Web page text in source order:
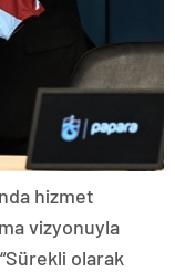
hizmet
vizyonuyla
olarak